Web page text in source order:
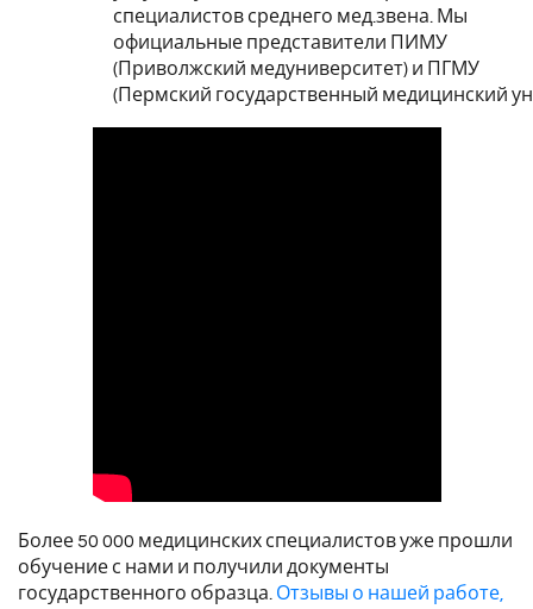
специалистов среднего мед.звена. Мы
официальные представители ПИМУ
(Приволжский медуниверситет) и ПГМУ
(Пермский государственный медицинский
Более 50 000 медицинских специалистов уже прошли
обучение с нами и получили документы
государственного образца. Отзывы о нашей работе,